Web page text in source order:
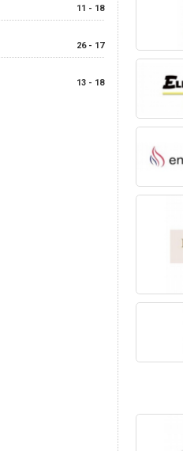
11 - 18
26 - 17
13 - 18